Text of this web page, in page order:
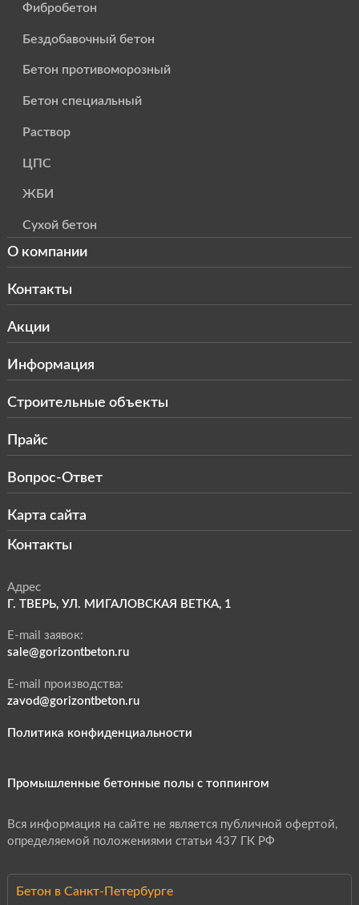
Фибробетон
Бездобавочный бетон
Бетон противоморозный
Бетон специальный
Раствор
ЦПС
ЖБИ
Сухой бетон
О компании
Контакты
Акции
Информация
Строительные объекты
Прайс
Вопрос-Ответ
Карта сайта
Контакты
Адрес
Г. ТВЕРЬ, УЛ. МИГАЛОВСКАЯ ВЕТКА, 1
E-mail заявок:
sale@gorizontbeton.ru
E-mail производства:
zavod@gorizontbeton.ru
Политика конфиденциальности
Промышленные бетонные полы с топпингом
Вся информация на сайте не является публичной офертой,
определяемой положениями статьи 437 ГК РФ
Бетон в Санкт-Петербурге